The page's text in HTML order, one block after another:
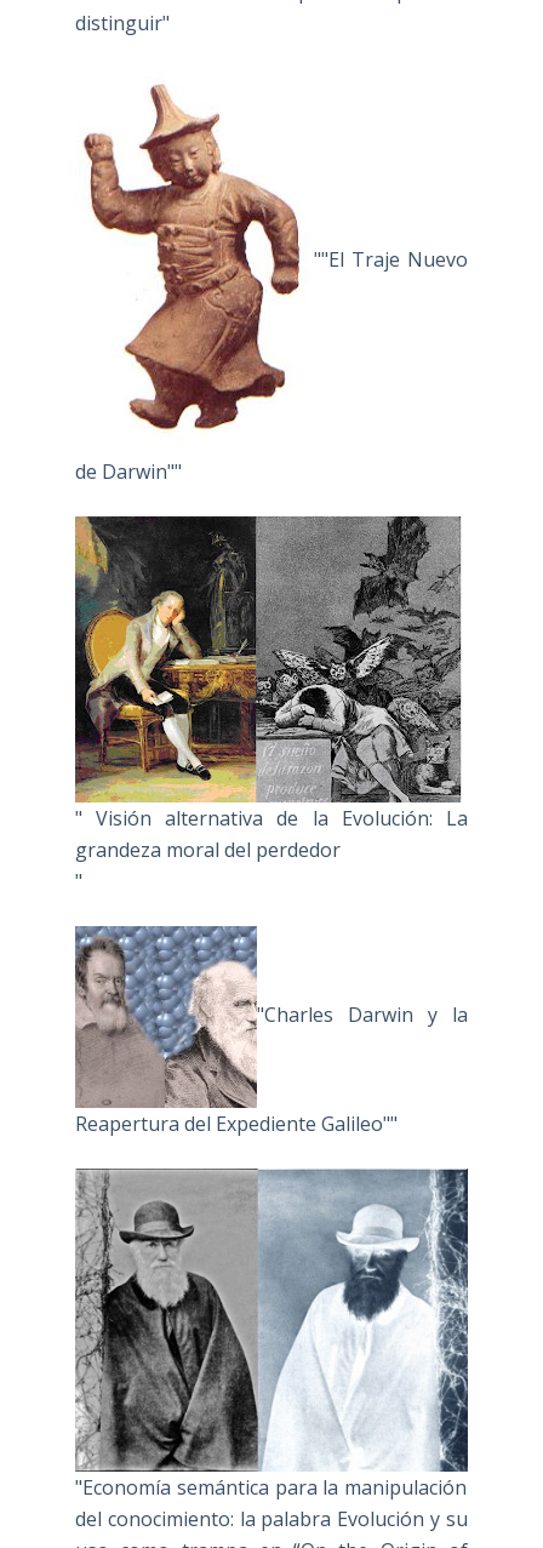
distinguir"
""El Traje Nuevo
de Darwin""
" Visión alternativa de la Evolución: La
grandeza moral del perdedor
"
"Charles Darwin y la
Reapertura del Expediente Galileo""
"Economía semántica para la manipulación
del conocimiento: la palabra Evolución y su